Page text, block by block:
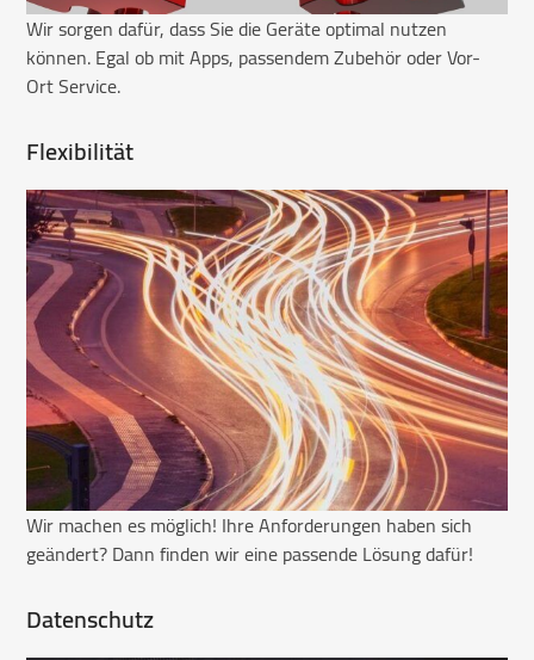
Wir sorgen dafür, dass Sie die Geräte optimal nutzen
können. Egal ob mit Apps, passendem Zubehör oder Vor-
Ort Service.
Flexibilität
Wir machen es möglich! Ihre Anforderungen haben sich
geändert? Dann finden wir eine passende Lösung dafür!
Datenschutz